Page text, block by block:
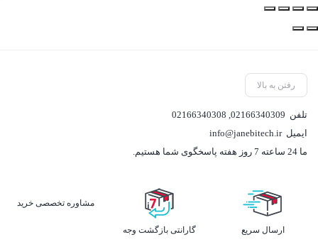
رفتن به بالا
تلفن 02166340309
,
02166340308
ایمیلinfo@janebitech.ir
ما 24 ساعته 7 روز هفته پاسخگوی شما هستیم.
ارسال سریع گارانتی بازگشت وجه
مشاوره تخصصی خرید